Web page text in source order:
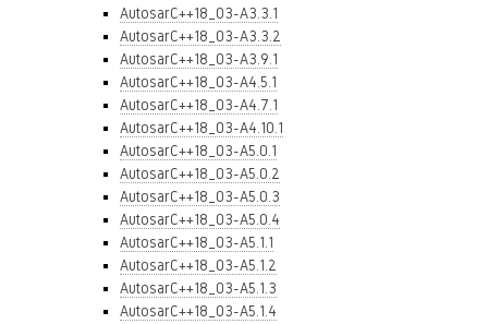
AutosarC++18_03-A3.3.1
AutosarC++18_03-A3.3.2
AutosarC++18_03-A3.9.1
AutosarC++18_03-A4.5.1
AutosarC++18_03-A4.7.1
AutosarC++18_03-A4.10.1
AutosarC++18_03-A5.0.1
AutosarC++18_03-A5.0.2
AutosarC++18_03-A5.0.3
AutosarC++18_03-A5.0.4
AutosarC++18_03-A5.1.1
AutosarC++18_03-A5.1.2
AutosarC++18_03-A5.1.3
AutosarC++18_03-A5.1.4